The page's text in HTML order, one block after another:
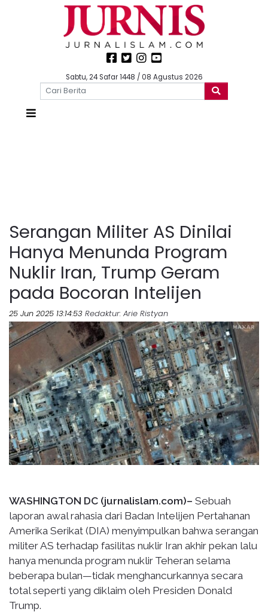
Sabtu, 24 Safar 1448 / 08 Agustus 2026
Serangan Militer AS Dinilai
Hanya Menunda Program
Nuklir Iran, Trump Geram
pada Bocoran Intelijen
25 Jun 2025 13:14:53 Redaktur: Arie Ristyan
WASHINGTON DC (jurnalislam.com)– Sebuah
laporan awal rahasia dari Badan Intelijen Pertahanan
Amerika Serikat (DIA) menyimpulkan bahwa serangan
militer AS terhadap fasilitas nuklir Iran akhir pekan lalu
hanya menunda program nuklir Teheran selama
beberapa bulan—tidak menghancurkannya secara
total seperti yang diklaim oleh Presiden Donald
Trump.